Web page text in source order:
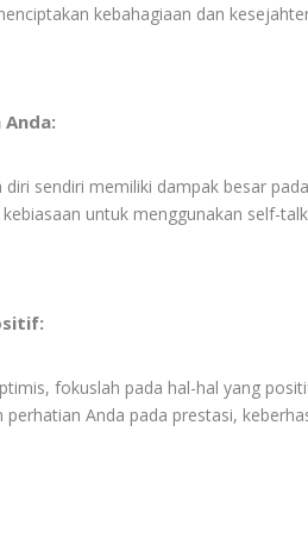
kebahagiaan dan
sendiri memiliki dampak besar
untuk menggunakan self-
fokuslah pada hal-hal yang
Anda pada prestasi,